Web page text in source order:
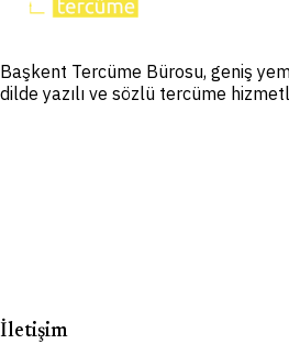
Başkent Tercüme Bürosu, geniş
dilde yazılı ve sözlü tercüme
İletişim